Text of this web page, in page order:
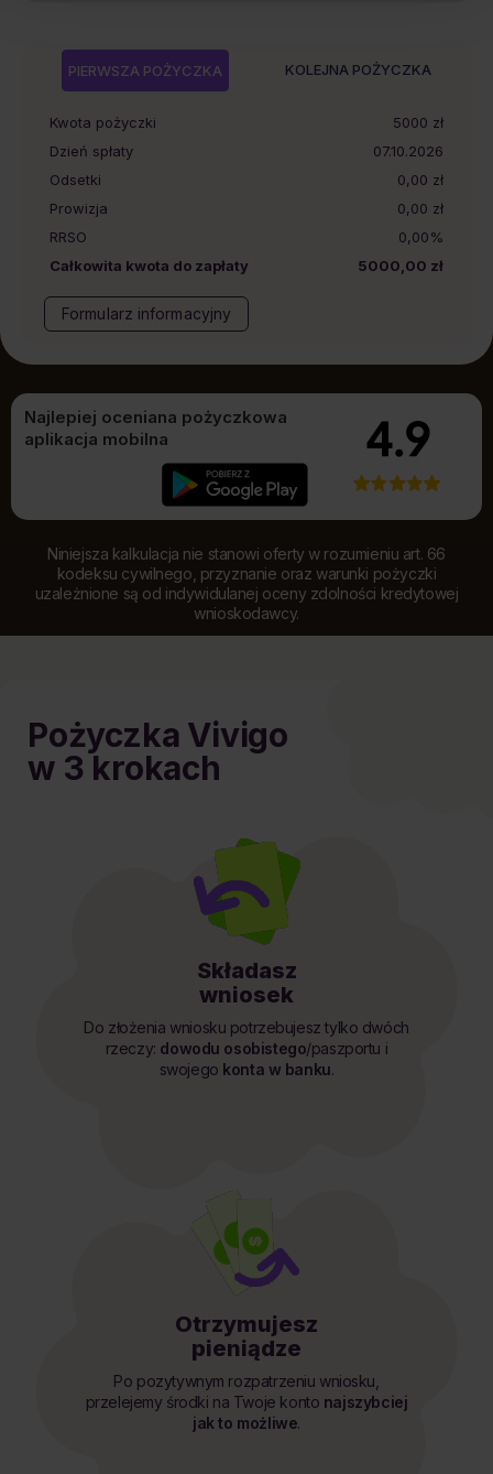
PIERWSZA POŻYCZKA KOLEJNA POŻYCZKA
Kwota pożyczki 5000 zł
Dzień spłaty
07.10.2026
Odsetki
0,00 zł
Prowizja
0,00 zł
RRSO
0,00%
Całkowita kwota do zapłaty
5000,00 zł
Formularz informacyjny
Najlepiej oceniana pożyczkowa
aplikacja mobilna
Niniejsza kalkulacja nie stanowi oferty w rozumieniu art. 66
kodeksu cywilnego, przyznanie oraz warunki pożyczki
uzależnione są od indywidulanej oceny zdolności kredytowej
wnioskodawcy.
Pożyczka Vivigo
w 3 krokach
Składasz
wniosek
Do złożenia wniosku potrzebujesz tylko dwóch
rzeczy: dowodu osobistego/paszportu i
swojego konta w banku.
Otrzymujesz
pieniądze
Po pozytywnym rozpatrzeniu wniosku,
przelejemy środki na Twoje konto najszybciej
jak to możliwe.